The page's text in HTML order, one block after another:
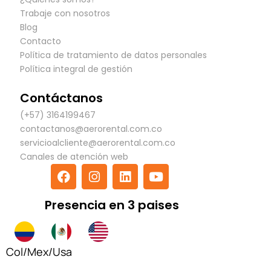
Trabaje con nosotros
Blog
Contacto
Política de tratamiento de datos personales
Política integral de gestión
Contáctanos
(+57) 3164199467
contactanos@aerorental.com.co
servicioalcliente@aerorental.com.co
Canales de atención web
F
a
e
b
o
o
k
I
n
t
a
g
r
L
i
k
Y
o
t
Presencia en 3 paises
Col/Mex/Usa